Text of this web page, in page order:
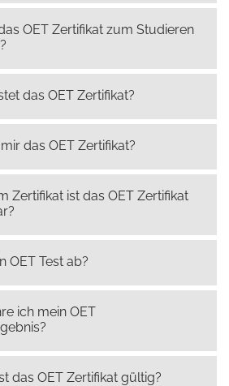
OET Zertifikat zum Studieren
das OET Zertifikat?
das OET Zertifikat?
Zertifikat ist das OET Zertifikat
OET Test ab?
ich mein OET
das OET Zertifikat gültig?